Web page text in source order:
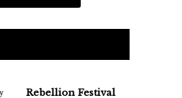
Rebellion Festival